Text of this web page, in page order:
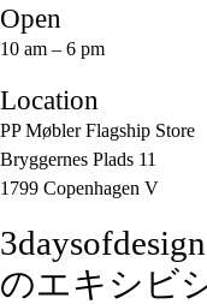
Open
10 am – 6 pm
Location
PP Møbler Flagship Store
Bryggernes Plads 11
1799 Copenhagen V
のエキシビ